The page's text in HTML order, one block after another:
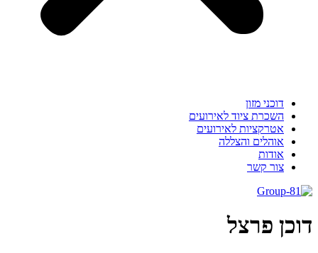
דוכני מזון
השכרת ציוד לאירועים
אטרקציות לאירועים
אוהלים והצללה
אודות
צור קשר
פרצל